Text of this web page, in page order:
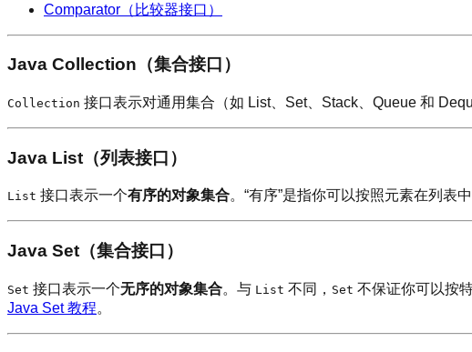
Comparator（比较器接口）
Java Collection（集合接口）
Collection 接口表示对通用集合（如 List、Set、Stack、Queue 和
Java List（列表接口）
List 接口表示一个有序的对象集合。“有序”是指你可以按照元素在列表
Java Set（集合接口）
Set 接口表示一个无序的对象集合。与 List 不同， Set 不保证你可以按
Java Set 教程。